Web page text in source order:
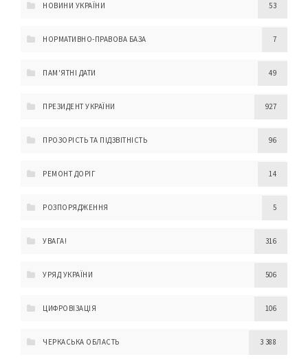
НОВИНИ УКРАЇНИ 53
НОРМАТИВНО-ПРАВОВА БАЗА 7
ПАМ'ЯТНІ ДАТИ 49
ПРЕЗИДЕНТ УКРАЇНИ 927
ПРОЗОРІСТЬ ТА ПІДЗВІТНІСТЬ 96
РЕМОНТ ДОРІГ 14
РОЗПОРЯДЖЕННЯ 5
УВАГА! 316
УРЯД УКРАЇНИ 506
ЦИФРОВІЗАЦІЯ 106
ЧЕРКАСЬКА ОБЛАСТЬ 3 388